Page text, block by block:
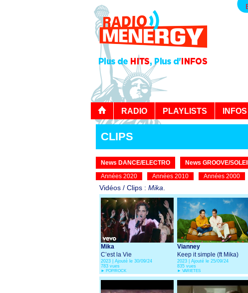
RADIO PLAYLISTS INFOS
CLIPS
News DANCE/ELECTRO News GROOVE/
Années 2020
Années 2010 Années 2000
Vidéos / Clips : Mika
Mika
C’est la Vie
2023 | Ajouté le 30/09/24
783 vues
► POP/ROCK
Vianney
Keep it simple (ft Mika)
2023 | Ajouté le 25/09/24
835 vues
► VARIETES